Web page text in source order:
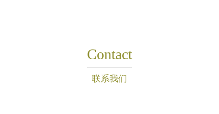
Contact
联系我们